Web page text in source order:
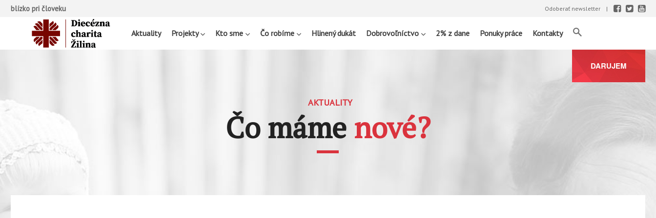
blízko pri človeku Odoberať newsletter
Aktuality Projekty Kto sme Čo robíme Hlinený dukát Dobrovoľníctvo 2% z dane Ponuky práce Kontakty
DARUJEM
AKTUALITY
Čo máme nové?